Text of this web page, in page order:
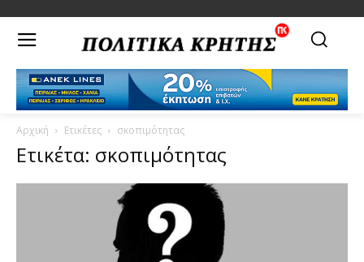
Αρχική Ετικέτες σκοπιμότητας
Ετικέτα: σκοπιμότητας